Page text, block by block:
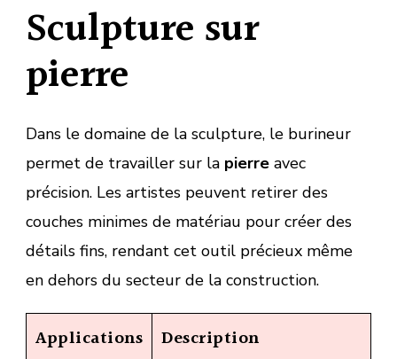
Sculpture sur
pierre
Dans le domaine de la sculpture, le burineur
permet de travailler sur la pierre avec
précision. Les artistes peuvent retirer des
couches minimes de matériau pour créer des
détails fins, rendant cet outil précieux même
en dehors du secteur de la construction.
Applications Description